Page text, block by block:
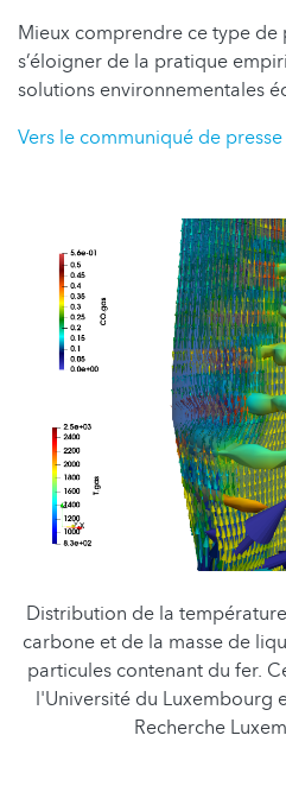
Mieux comprendre ce type de
s’éloigner de la pratique
solutions environnementales
Vers le communiqué de presse
Distribution de la
carbone et de la masse de
particules contenant du fer.
l'Université du Luxembourg
Recherche